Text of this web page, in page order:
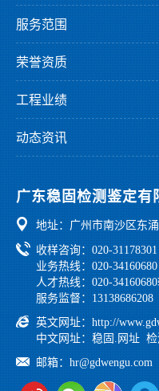
公司介绍
董事长介绍
企业文化
发展历程
组织架构
科研创新
园区环境
公正性和独立性声明
服务范围
检测服务
监测服务
鉴定服务
荣誉资质
资质证书
荣誉证书
专利证书
工程业绩
检测业绩
监测业绩
鉴定业绩
动态资讯
公司资讯
党工团建
行业法规
学习之家
广东稳固检测鉴定有
地址：广州市南沙区东
收样咨询：020-31178301
业务热线：020-
人才热线：020-
服务监督：
英文网址：http://
中文网址：稳固.网址
邮箱：hr@gdwengu.com